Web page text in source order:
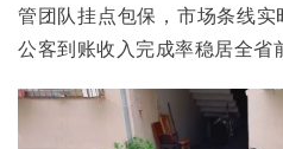
管团队挂点包保，市场条线实
公客到账收入完成率稳居全省